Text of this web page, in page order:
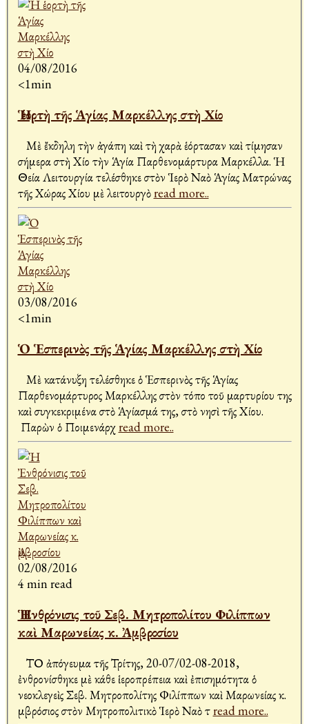
04/08/2016
<1min
Ἡ ἑορτὴ τῆς Ἁγίας Μαρκέλλης στὴ Χίο
Μὲ ἔκδηλη τὴν ἀγάπη καὶ τὴ χαρὰ ἑόρτασαν καὶ τίμησαν
σήμερα στὴ Χίο τὴν Ἁγία Παρθενομάρτυρα Μαρκέλλα. Ἡ
Θεία Λειτουργία τελέσθηκε στὸν Ἱερὸ Ναὸ Ἁγίας Ματρώνας
τῆς Χώρας Χίου μὲ λειτουργὸread more..
03/08/2016
<1min
Ὁ Ἑσπερινὸς τῆς Ἁγίας Μαρκέλλης στὴ Χίο
Μὲ κατάνυξη τελέσθηκε ὁ Ἑσπερινὸς τῆς Ἁγίας
Παρθενομάρτυρος Μαρκέλλης στὸν τόπο τοῦ μαρτυρίου της
καὶ συγκεκριμένα στὸ Ἁγίασμά της, στὸ νησὶ τῆς Χίου.
Παρὼν ὁ Ποιμενάρχread more..
02/08/2016
4 min read
Ἡ Ἐνθρόνισις τοῦ Σεβ. Μητροπολίτου Φιλίππων
καὶ Μαρωνείας κ. Ἀμβροσίου
ΤΟ ἀπόγευμα τῆς Τρίτης, 20-07/02-08-2018,
ἐνθρονίσθηκε μὲ κάθε ἱεροπρέπεια καὶ ἐπισημότητα ὁ
νεοκλεγεὶς Σεβ. Μητροπολίτης Φιλίππων καὶ Μαρωνείας κ.
Ἀμβρόσιος στὸν Μητροπολιτικὸ Ἱερὸ Ναὸ τread more..